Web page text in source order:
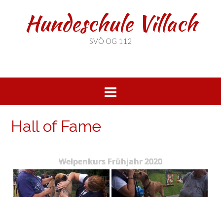
Hundeschule Villach
SVÖ OG 112
Hall of Fame
Welpenkurs Frühjahr 2020